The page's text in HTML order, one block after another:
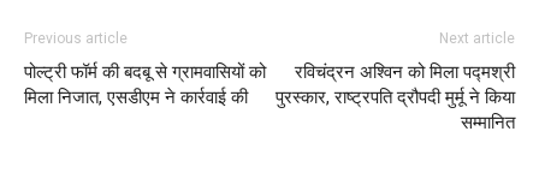
Previous article
पोल्ट्री फॉर्म की बदबू से ग्रामवासियों को
मिला निजात, एसडीएम ने कार्रवाई की
Next article
रविचंद्रन अश्विन को मिला पद्मश्री
पुरस्कार, राष्ट्रपति द्रौपदी मुर्मू ने किया
सम्मानित